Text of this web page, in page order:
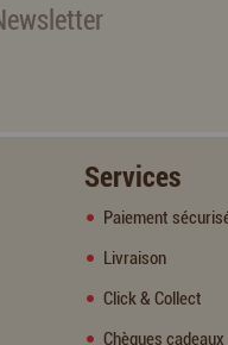
Services
Paiement
Livraison
Click & Collect
Chèques cadeaux